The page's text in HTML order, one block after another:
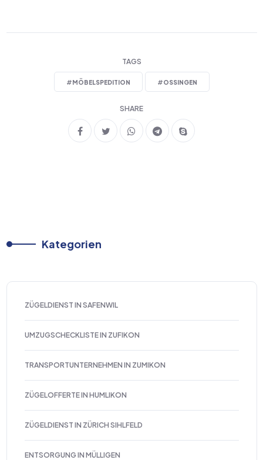
TAGS
#MÖBELSPEDITION #OSSINGEN
SHARE
Kategorien
ZÜGELDIENST IN SAFENWIL
UMZUGSCHECKLISTE IN ZUFIKON
TRANSPORTUNTERNEHMEN IN ZUMIKON
ZÜGELOFFERTE IN HUMLIKON
ZÜGELDIENST IN ZÜRICH SIHLFELD
ENTSORGUNG IN MÜLLIGEN